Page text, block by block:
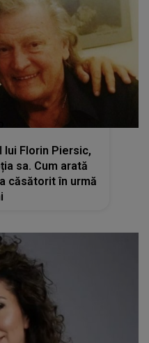
lui Florin Piersic,
sa. Cum arată
căsătorit în urmă